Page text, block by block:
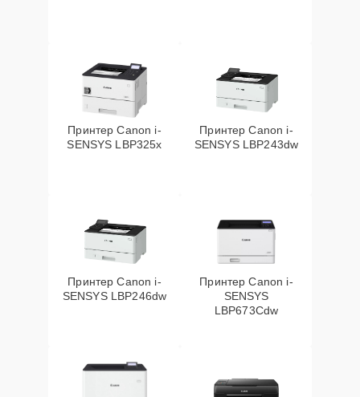
Принтер Canon i-
SENSYS LBP325x
Принтер Canon i-
SENSYS LBP243dw
Принтер Canon i-
SENSYS LBP246dw
Принтер Canon i-
SENSYS
LBP673Cdw